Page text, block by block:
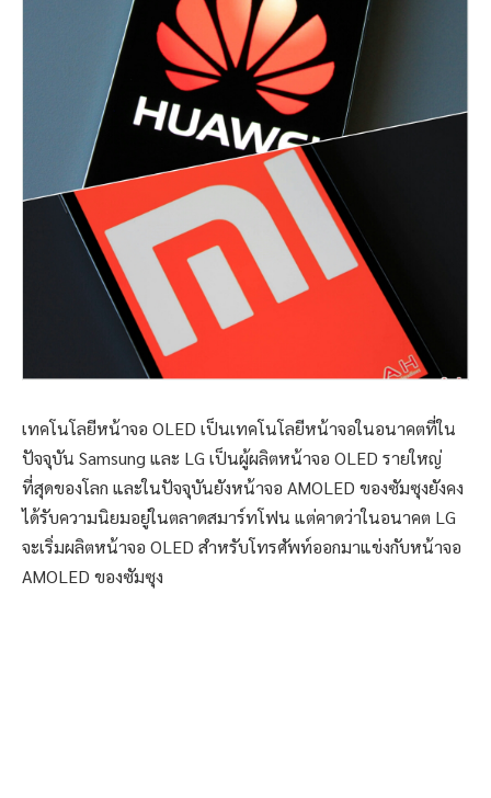
เทคโนโลยีหน้าจอ OLED เป็นเทคโนโลยีหน้าจอในอนาคตที่ใน
ปัจจุบัน Samsung และ LG เป็นผู้ผลิตหน้าจอ OLED รายใหญ่
ที่สุดของโลก และในปัจจุบันยังหน้าจอ AMOLED ของซัมซุงยังคง
ได้รับความนิยมอยู่ในตลาดสมาร์ทโฟน แต่คาดว่าในอนาคต LG
จะเริ่มผลิตหน้าจอ OLED สำหรับโทรศัพท์ออกมาแข่งกับหน้าจอ
AMOLED ของซัมซุง